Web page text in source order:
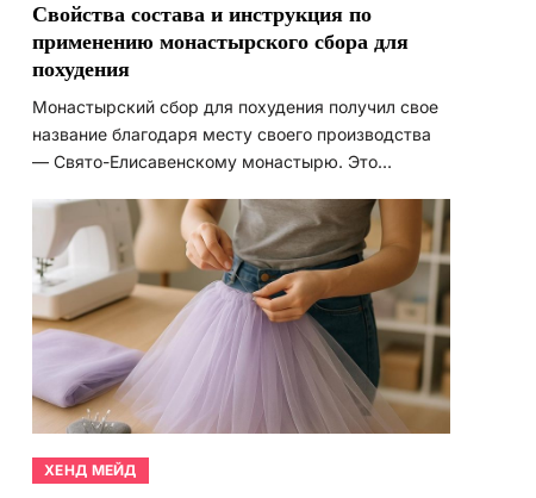
Свойства состава и инструкция по
применению монастырского сбора для
похудения
Монастырский сбор для похудения получил свое
название благодаря месту своего производства
— Свято-Елисавенскому монастырю. Это…
ХЕНД МЕЙД